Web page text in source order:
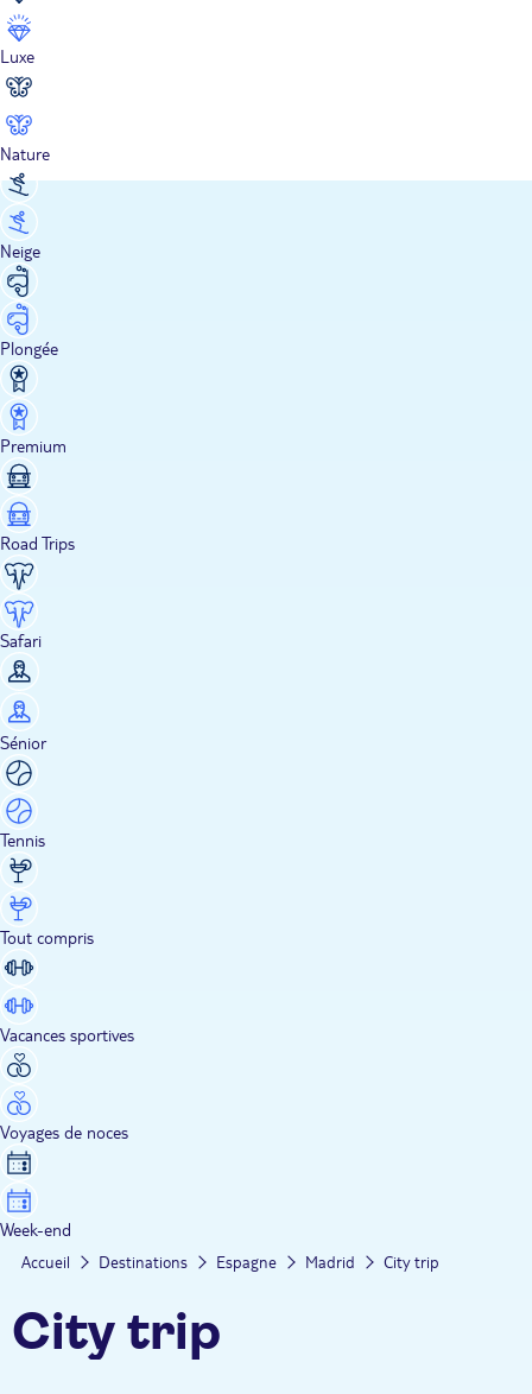
Luxe
Nature
Neige
Plongée
Premium
Road Trips
Safari
Sénior
Tennis
Tout compris
Vacances sportives
Voyages de noces
Week-end
Accueil Destinations Espagne Madrid City trip
City trip